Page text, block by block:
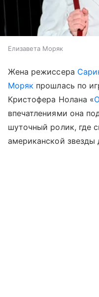
Елизавета Моряк
Жена режиссера
Моряк прошлась по
Кристофера Нолана «
впечатлениями она
шуточный ролик, где
американской звезды